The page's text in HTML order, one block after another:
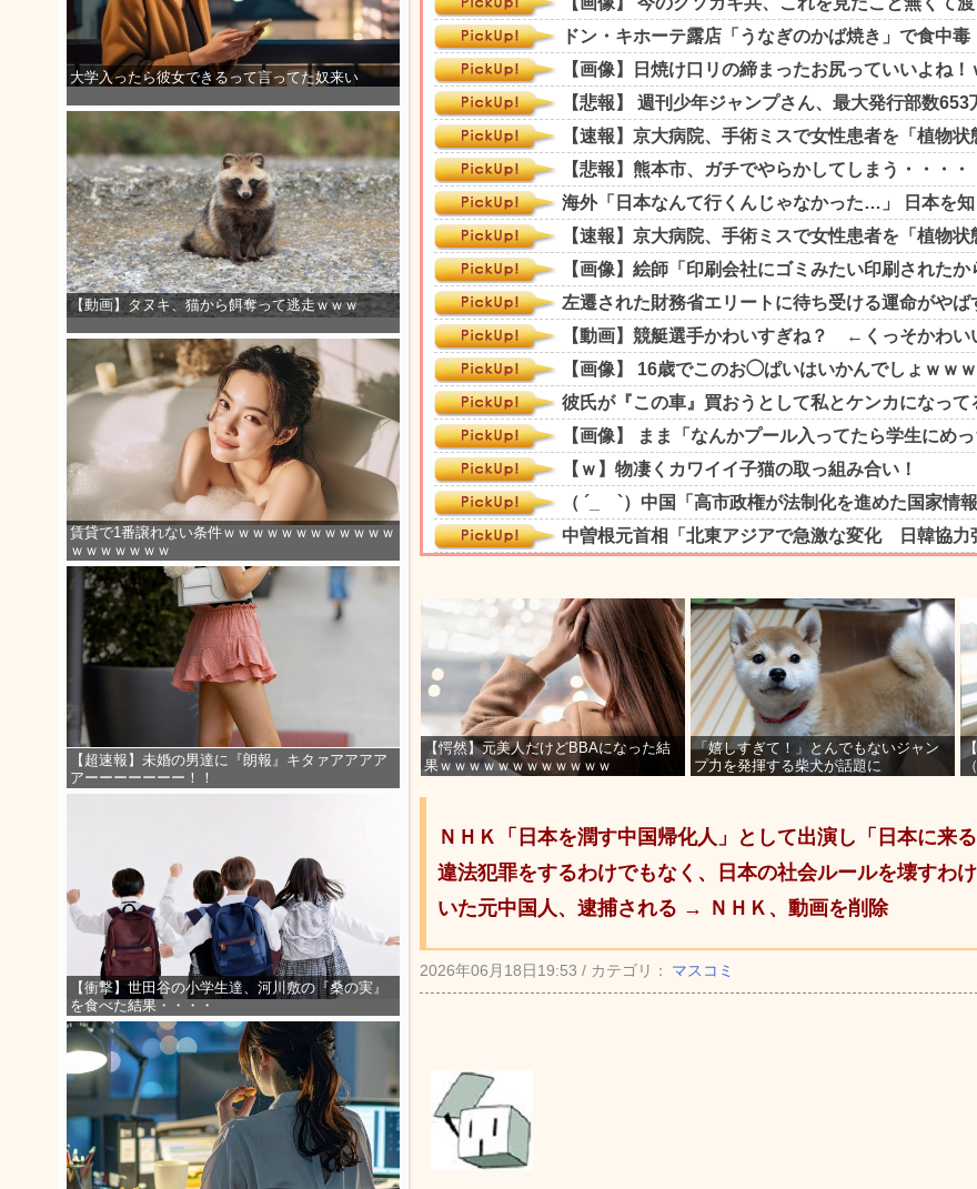
大学入ったら彼女できるって言ってた奴来い
【動画】タヌキ、猫から餌奪って逃走ｗｗｗ
賃貸で1番譲れない条件ｗｗｗｗｗｗｗｗｗｗｗｗ
ｗｗｗｗｗｗｗ
【超速報】未婚の男達に『朗報』キタァアアアア
アーーーーーーー！！
【衝撃】世田谷の小学生達、河川敷の『桑の実』
を食べた結果・・・・
【愕然】元美人だけどBBAになった結
果ｗｗｗｗｗｗｗｗｗｗｗｗ
「嬉しすぎて！」とんでもないジャン
プ力を発揮する柴犬が話題に
ＮＨＫ「日本を潤す中国帰化人」として出演し「日本に来
違法犯罪をするわけでもなく、日本の社会ルールを壊すわ
いた元中国人、逮捕される → ＮＨＫ、動画を削除
2026年06月18日19:53 / カテゴリ： マスコミ